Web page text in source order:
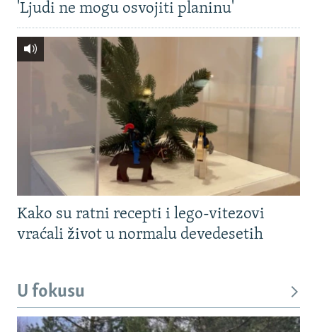
'Ljudi ne mogu osvojiti planinu'
Kako su ratni recepti i lego-vitezovi
vraćali život u normalu devedesetih
U fokusu